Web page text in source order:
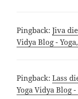
Pingback:Jiva
Vidya Blog -
Pingback:Lass
Yoga Vidya Blog